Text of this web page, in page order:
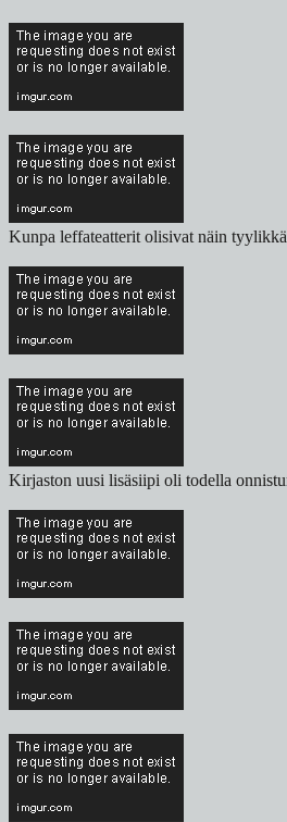
Kunpa leffateatterit olisivat näin
Kirjaston uusi lisäsiipi oli todella